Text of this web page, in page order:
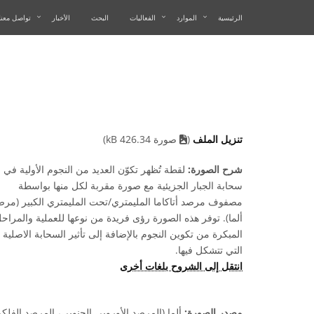
الرئيسية الموارد الفعاليات البحث الأخبار تواصل معنا
AN IMAGE
تنزيل الملف ( صورة 426.34 kB)
شرح الصورة: لقطة تُظهر تكوّن العديد من النجوم الأولية في
سحابة الجبار الجزيئية مع صورة مقربة لكل منها بواسطة
مصفوف مرصد أتاكاما المليمتري/تحت المليمتري الكبير
ألما). توفر هذه الصورة رؤى فريدة من نوعها للعملية
المبكرة من تكوين النجوم بالإضافة إلى تأثير السحابة الاصلية
التي تتشكل فيها.
انتقل إلى الشروح بلغات أخرى